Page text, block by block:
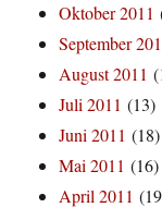
Oktober 2011
September
August 2011
Juli 2011 (13)
Juni 2011 (18)
Mai 2011 (16)
April 2011